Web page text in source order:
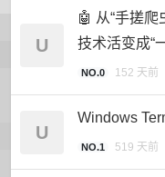
U
🤖 从“手搓爬
技术活变成“
NO.0 152 天前
U
Windows
NO.1 519 天前